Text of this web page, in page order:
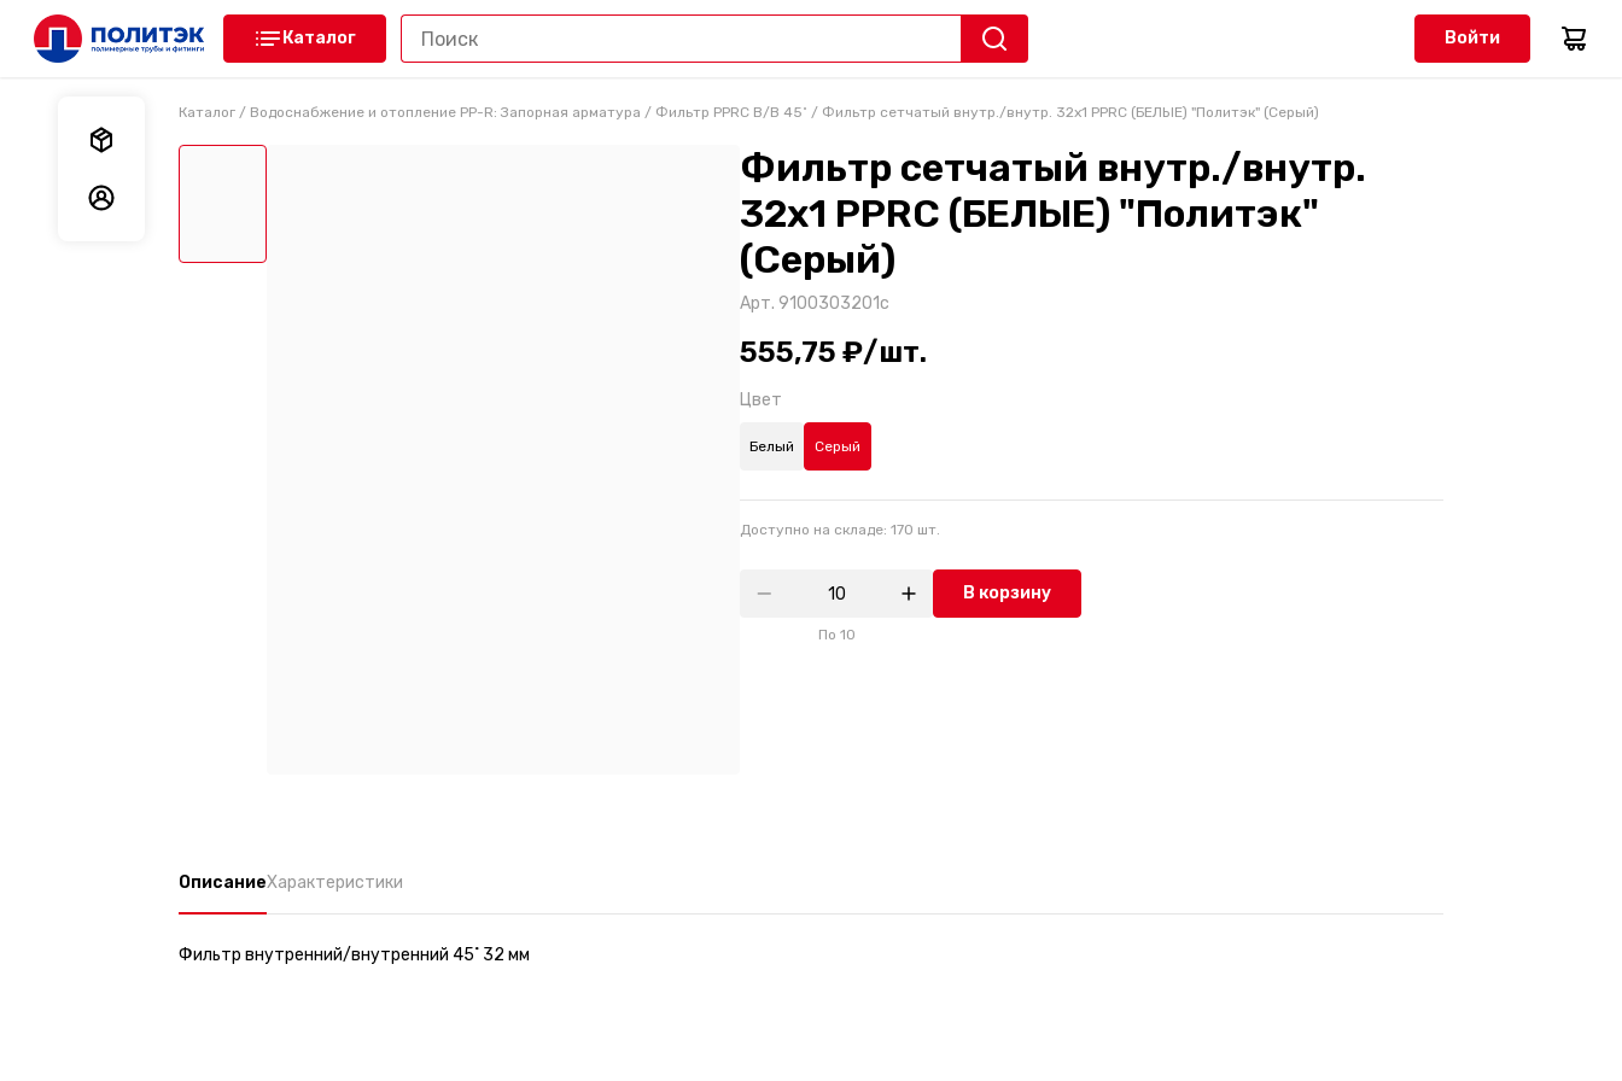
Каталог Войти
Каталог / Водоснабжение и отопление PP-R: Запорная арматура / Фильтр PPRC В/В 45˚ / Фильтр сетчатый внутр./внутр. 32х1 PPRC (БЕЛЫЕ) "Политэк" (Серый)
Фильтр сетчатый внутр./внутр.
32х1 PPRC (БЕЛЫЕ) "Политэк"
(Серый)
Арт. 9100303201с
555,75 ₽/шт.
Цвет
Белый Серый
Доступно на складе: 170 шт.
По 10
В корзину
ОписаниеХарактеристики
Фильтр внутренний/внутренний 45˚ 32 мм